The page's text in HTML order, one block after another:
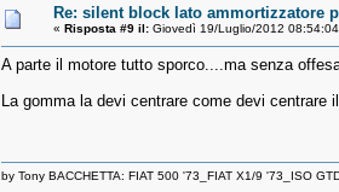
Re: silent block lato ammortizzatore
« Risposta #9 il: Giovedì 19/Luglio/2012
A parte il motore tutto sporco....ma senza
La gomma la devi centrare come devi centrare
by Tony BACCHETTA: FIAT 500 '73_FIAT X1/9 '73_ISO